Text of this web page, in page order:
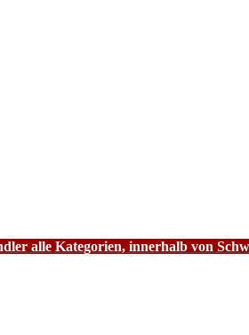
alle Kategorien, innerhalb von